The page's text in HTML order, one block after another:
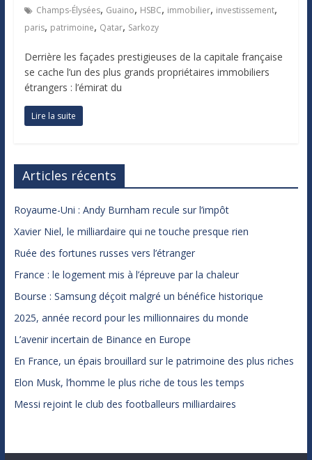
Champs-Élysées, Guaino, HSBC, immobilier, investissement,
paris, patrimoine, Qatar, Sarkozy
Derrière les façades prestigieuses de la capitale française
se cache l’un des plus grands propriétaires immobiliers
étrangers : l’émirat du
Lire la suite
Articles récents
Royaume-Uni : Andy Burnham recule sur l’impôt
Xavier Niel, le milliardaire qui ne touche presque rien
Ruée des fortunes russes vers l’étranger
France : le logement mis à l’épreuve par la chaleur
Bourse : Samsung déçoit malgré un bénéfice historique
2025, année record pour les millionnaires du monde
L’avenir incertain de Binance en Europe
En France, un épais brouillard sur le patrimoine des plus riches
Elon Musk, l’homme le plus riche de tous les temps
Messi rejoint le club des footballeurs milliardaires